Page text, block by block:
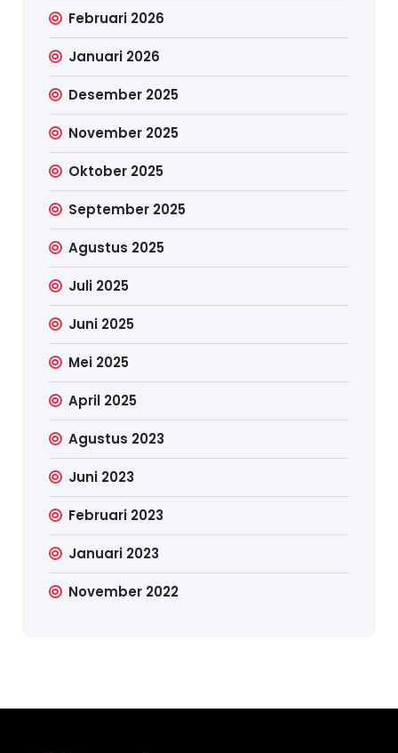
Februari 2026
Januari 2026
Desember 2025
November 2025
Oktober 2025
September 2025
Agustus 2025
Juli 2025
Juni 2025
Mei 2025
April 2025
Agustus 2023
Juni 2023
Februari 2023
Januari 2023
November 2022